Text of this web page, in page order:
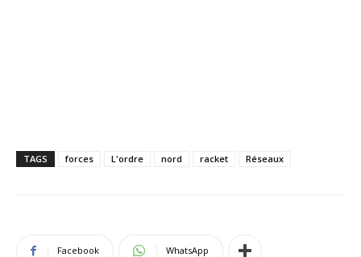
TAGS forces L'ordre nord racket Réseaux
Facebook WhatsApp